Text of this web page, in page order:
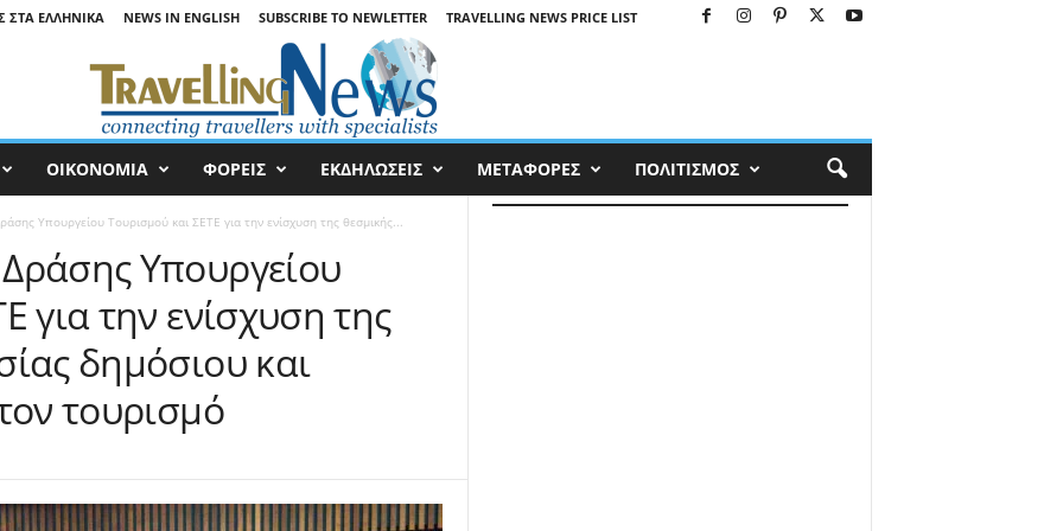
ΣΤΑ ΕΛΛΗΝΙΚΆ NEWS IN ENGLISH SUBSCRIBE TO NEWLETTER TRAVELLING NEWS PRICE LIST
ΟΙΚΟΝΟΜΙΑ ΦΟΡΕΙΣ ΕΚΔΗΛΩΣΕΙΣ ΜΕΤΑΦΟΡΕΣ ΠΟΛΙΤΙΣΜΟΣ
Υπουργείου Τουρισμού και ΣΕΤΕ για την ενίσχυση της θεσμικής...
Υπουργείου
για την ενίσχυση της
δημόσιου και
τουρισμό